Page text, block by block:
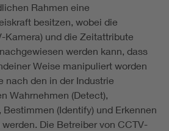
Rahmen eine
besitzen, wobei die
Kamera) und die Zeitattribute
werden kann, dass
Weise manipuliert worden
nach den in der Industrie
Wahrnehmen (Detect),
(Identify) und Erkennen
Die Betreiber von CCTV-